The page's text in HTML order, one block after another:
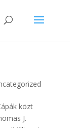
közt
J.